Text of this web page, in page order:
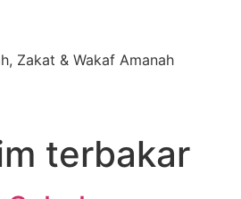
Zakat & Wakaf Amanah
terbakar